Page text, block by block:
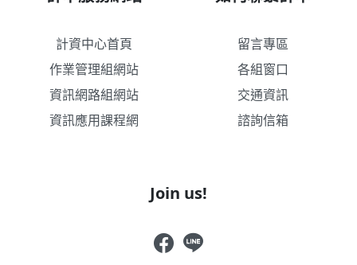
計資中心首頁
作業管理組網站
資訊網路組網站
資訊應用課程網
留言專區
各組窗口
交通資訊
諮詢信箱
Join us!